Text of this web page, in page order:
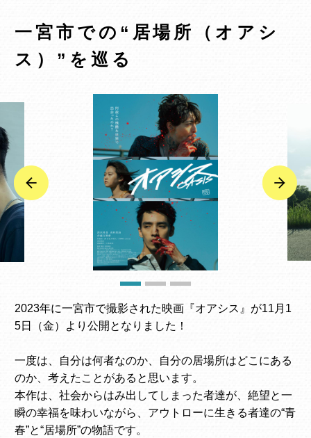
一宮市での“居場所（オアシ
ス）”を巡る
2023年に一宮市で撮影された映画『オアシス』が11月1
5日（金）より公開となりました！
一度は、自分は何者なのか、自分の居場所はどこにある
のか、考えたことがあると思います。
本作は、社会からはみ出してしまった者達が、絶望と一
瞬の幸福を味わいながら、アウトローに生きる者達の“青
春”と“居場所”の物語です。